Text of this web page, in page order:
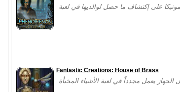
Fantastic Creations: House of Brass